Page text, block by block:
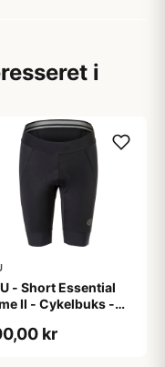
i
- Short Essential
II - Cykelbuks -
kr